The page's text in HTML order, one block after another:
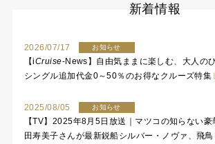
新着情報
2026/07/17 お知らせ
【iCruise-News】自由気ままに楽しむ、大人の
シングル追加代金0～50％のお得なクルーズ特集
2025/08/05 お知らせ
【TV】2025年8月5日放送｜マツコの知らない
田寿美子さんが最新鋭船シルバー・ノヴァ、飛